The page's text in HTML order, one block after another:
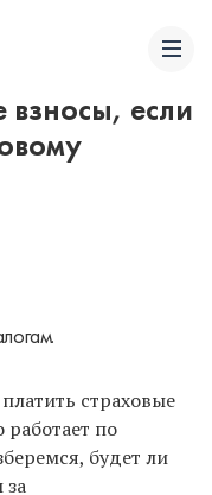
взносы, если
страховые
по
будет ли
за